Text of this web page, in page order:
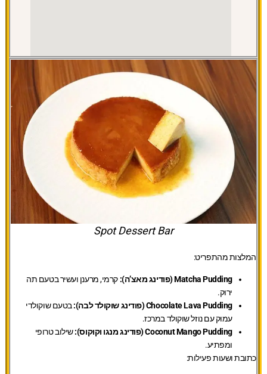
Spot Dessert Bar
המלצות מהתפריט:
Matcha Pudding (פודינג מאצ’ה):
קרמי, מרענן ועשיר בטעם תה
ירוק.
Chocolate Lava Pudding (פודינג שוקולד לבה):
בטעם שוקולדי
עמוק עם נוזל שוקולד במרכז.
Coconut Mango Pudding (פודינג מנגו וקוקוס):
שילוב טרופי
ומפתיע.
כתובת ושעות פעילות: